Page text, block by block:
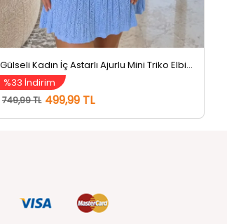
%33 İndirim
749,99 TL 499,99 TL